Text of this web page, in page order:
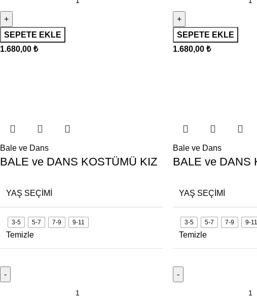
SEPETE EKLE
1.680,00 ₺
SEPETE EKLE
1.680,00 ₺
Bale ve Dans
BALE ve DANS KOSTÜMÜ KIZ
YAŞ SEÇIMI
3-5 5-7 7-9 9-11
Temizle
Bale ve Dans
BALE ve DANS
YAŞ SEÇIMI
3-5 5-7 7-9 9-11
Temizle